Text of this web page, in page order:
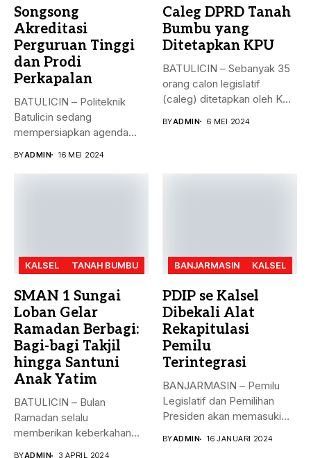
Songsong
Akreditasi
Perguruan Tinggi
dan Prodi
Perkapalan
BATULICIN – Politeknik
Batulicin sedang
mempersiapkan agenda
BYADMIN 16 MEI 2024
Caleg DPRD Tanah
Bumbu yang
Ditetapkan KPU
BATULICIN – Sebanyak 35
orang calon legislatif
(caleg) ditetapkan oleh KPU
BYADMIN 6 MEI 2024
KALSEL TANAH BUMBU
SMAN 1 Sungai
Loban Gelar
Ramadan Berbagi:
Bagi-bagi Takjil
hingga Santuni
Anak Yatim
BATULICIN – Bulan
Ramadan selalu
memberikan keberkahan
BYADMIN 3 APRIL 2024
BANJARMASIN KALSEL
PDIP se Kalsel
Dibekali Alat
Rekapitulasi
Pemilu
Terintegrasi
BANJARMASIN – Pemilu
Legislatif dan Pemilihan
Presiden akan memasuki
BYADMIN 16 JANUARI 2024